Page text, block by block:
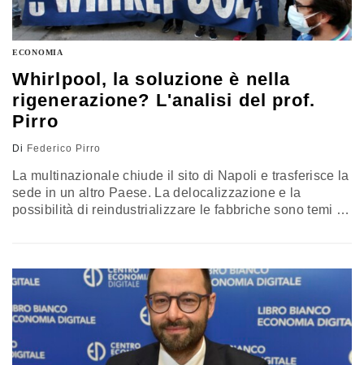
ECONOMIA
Whirlpool, la soluzione è nella
rigenerazione? L'analisi del prof.
Pirro
Di Federico Pirro
La multinazionale chiude il sito di Napoli e trasferisce la
sede in un altro Paese. La delocalizzazione e la
possibilità di reindustrializzare le fabbriche sono temi al
la Htl Fitting per rilanciare il lavoro. L’analisi di Federico